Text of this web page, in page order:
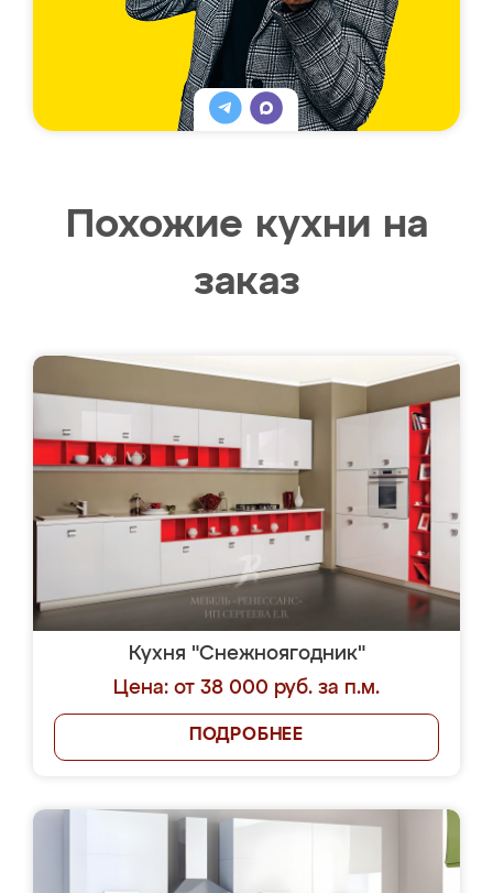
Похожие кухни на
заказ
Кухня "Снежноягодник"
Цена: от 38 000 руб. за п.м.
ПОДРОБНЕЕ